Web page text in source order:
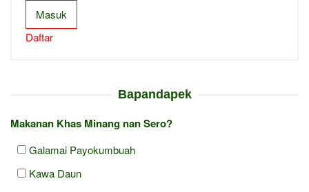
Masuk
Daftar
Bapandapek
Makanan Khas Minang nan Sero?
Galamai Payokumbuah
Kawa Daun